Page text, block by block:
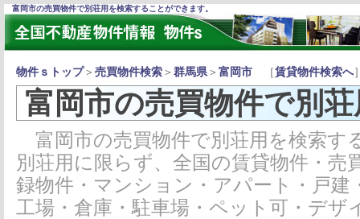
富岡市の売買物件で別荘用を検索することができます。
物件ｓトップ＞ 売買物件検索 ＞ 群馬県＞ 富岡市 ［賃貸物件検索へ
富岡市の売買物件で別
富岡市の売買物件で別荘用を検索す
別荘用に限らず、全国の賃貸物件・売
録物件・マンション・アパート・戸
工場・倉庫・駐車場・ペット可・デ